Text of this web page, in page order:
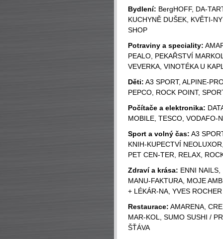
Bydlení: BergHOFF, DA-
KUCHYNĚ DUŠEK, KVĚTI-
SHOP
Potraviny a speciality:
PEALO, PEKAŘSTVÍ
VEVERKA, VINOTÉKA U
Děti: A3 SPORT, ALPINE-
PEPCO, ROCK POINT,
Počítače a elektronika:
MOBILE, TESCO, VODAFO-
Sport a volný čas: A3
KNIH-KUPECTVÍ
PET CEN-TER, RELAX,
Zdraví a krása: ENNI NAILS,
MANU-FAKTURA, MOJE
+ LÉKÁR-NA, YVES ROCHER
Restaurace: AMARENA,
MAR-KOL, SUMO SUSHI /
ŠŤÁVA